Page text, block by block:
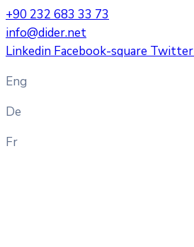
+90 232 683 33 73
info@dider.net
Linkedin Facebook-square Twitter
Eng
De
Fr